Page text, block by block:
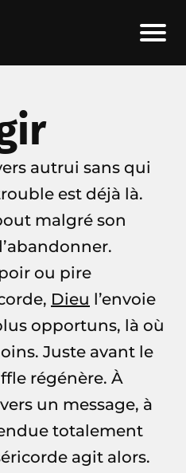
autrui sans qui
est déjà là.
malgré son
ou pire
Dieu l’envoie
opportuns, là où
Juste avant le
régénère. À
un message, à
totalement
agit alors.